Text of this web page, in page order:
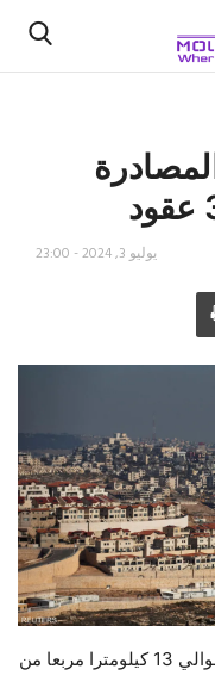
يوليو 3, 2024 - 23:00
صادقت إسرائيل، الأربعاء، على مصادرة حوالي 13 كيلومترا مربعا من